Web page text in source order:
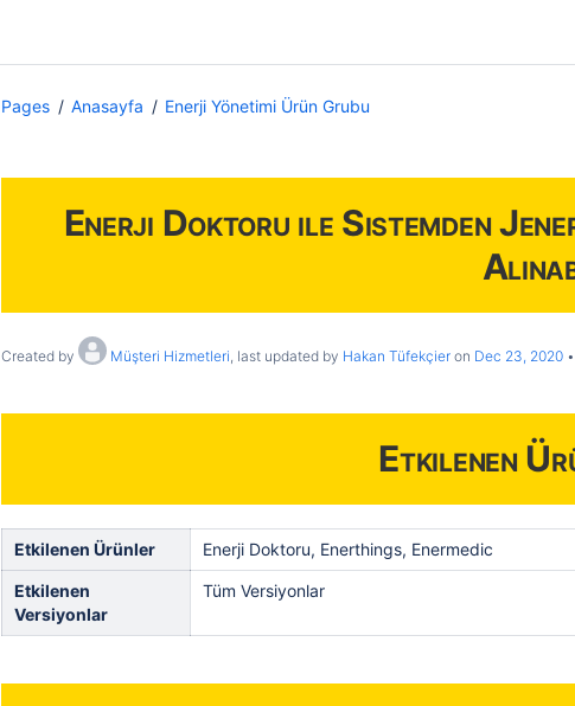
Pages Anasayfa Enerji Yönetimi Ürün Grubu
Enerji Doktoru ile Sistemden
Created by Müşteri Hizmetleri, last updated by Hakan Tüfekçier on Dec 23, 2020
Etkilenen
Etkilenen Ürünler Enerji Doktoru, Enerthings, Enermedic
Etkilenen
Versiyonlar
Tüm Versiyonlar